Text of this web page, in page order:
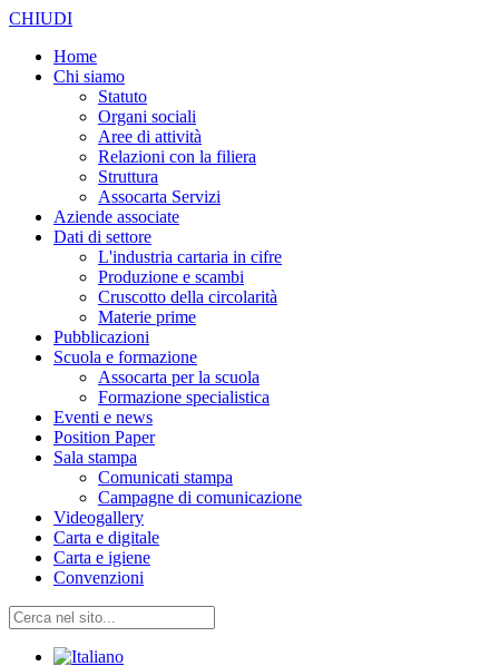
CHIUDI
Home
Chi siamo
Statuto
Organi sociali
Aree di attività
Relazioni con la filiera
Struttura
Assocarta Servizi
Aziende associate
Dati di settore
L'industria cartaria in cifre
Produzione e scambi
Cruscotto della circolarità
Materie prime
Pubblicazioni
Scuola e formazione
Assocarta per la scuola
Formazione specialistica
Eventi e news
Position Paper
Sala stampa
Comunicati stampa
Campagne di comunicazione
Videogallery
Carta e digitale
Carta e igiene
Convenzioni